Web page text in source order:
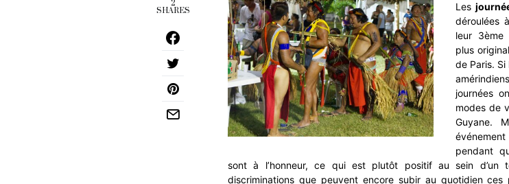
2
SHARES Les
déroulées
leur 3ème
plus
de Paris.
journées
modes de
Guyane.
pendant
sont à l’honneur, ce qui est plutôt positif au sein d’un
discriminations que peuvent encore subir au quotidien ces